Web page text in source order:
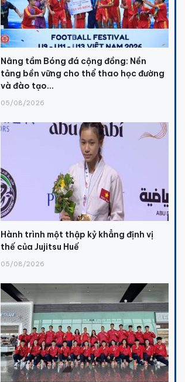
Nâng tầm Bóng đá cộng đồng: Nền
tảng bền vững cho thể thao học đường
và đào tạo...
05/08/2026
Hành trình một thập kỷ khẳng định vị
thế của Jujitsu Huế
05/08/2026